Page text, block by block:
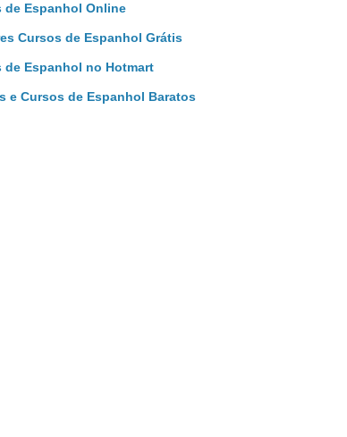
de Espanhol Online
Cursos de Espanhol Grátis
de Espanhol no Hotmart
e Cursos de Espanhol Baratos